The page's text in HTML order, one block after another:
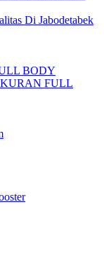
Di Jabodetabek
BODY
FULL